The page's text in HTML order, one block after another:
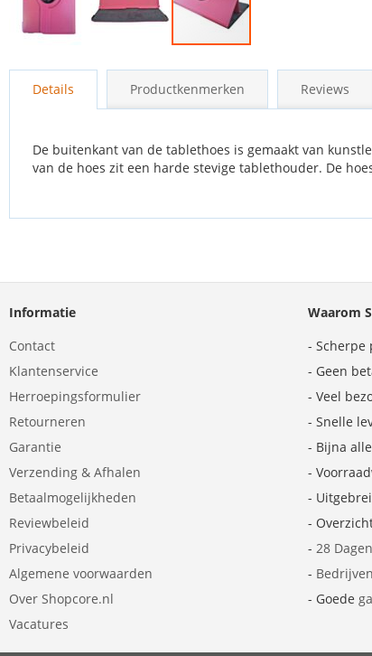
naar
afbeeldingen-
Details Productkenmerken Reviews
De buitenkant van de tablethoes is gemaakt van
van de hoes zit een harde stevige tablethouder. De
Informatie
Contact
Klantenservice
Herroepingsformulier
Retourneren
Garantie
Verzending & Afhalen
Betaalmogelijkheden
Reviewbeleid
Privacybeleid
Algemene voorwaarden
Over Shopcore.nl
Vacatures
Waarom
- Scherpe
- Geen
- Veel
- Snelle
- Bijna
-
-
-
- 28
-
- Goede